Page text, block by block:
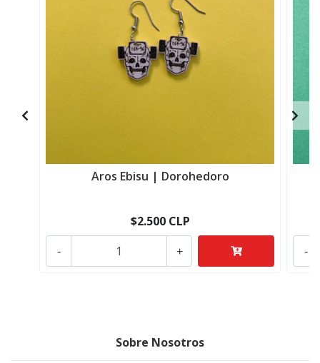
Aros Ebisu | Dorohedoro
$2.500 CLP
+
- -
Sobre Nosotros